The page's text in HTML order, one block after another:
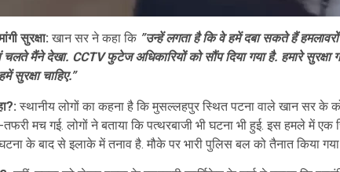
सुरक्षा: खान सर ने कहा कि ”उन्हें लगता है कि वे हमें दबा सकते हैं
चलते मैंने देखा. CCTV फुटेज अधिकारियों को सौंप दिया गया है. हमारे सुरक्षा
सुरक्षा चाहिए.”
स्थानीय लोगों का कहना है कि मुसल्लहपुर स्थित पटना वाले खान सर के
मच गई. लोगों ने बताया कि पत्थरबाजी भी घटना भी हुई. इस हमले में एक
घटना के बाद से इलाके में तनाव है. मौके पर भारी पुलिस बल को तैनात किया